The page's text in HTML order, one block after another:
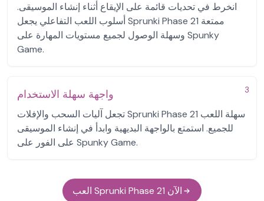
انخرط في تحديات قائمة على الإيقاع أثناء إنشاء الموسيقى.
أسلوب اللعب التفاعلي يجعل Sprunki Phase 21 ممتعة
وسهلة الوصول لجميع مستويات المهارة على Spunky
Game.
3 واجهة سهلة الاستخدام
تجعل آليات السحب والإفلات Sprunki Phase 21 سهلة اللعب
للجميع. استمتع بالواجهة البديهية وابدأ في إنشاء الموسيقى
على الفور على Spunky Game.
العب Sprunki Phase 21 الآن